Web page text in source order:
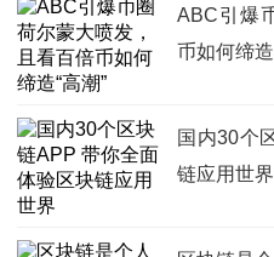
ABC引爆
币如何缔造
国内30个
链应用世界